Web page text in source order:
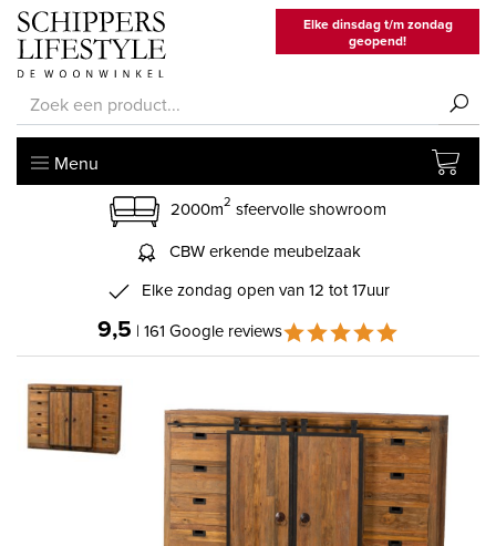
Elke dinsdag t/m zondag
geopend!
Menu
2000m2 sfeervolle showroom
CBW erkende meubelzaak
Elke zondag open van 12 tot 17uur
9,5 | 161 Google reviews